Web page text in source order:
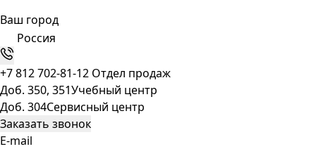
Ваш город
Россия
+7 812 702-81-12 Отдел продаж
Доб. 350, 351Учебный центр
Доб. 304Сервисный центр
Заказать звонок
E-mail